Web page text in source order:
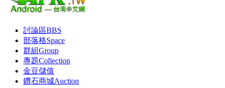
討論區BBS
部落格Space
群組Group
專題Collection
金豆儲值
鑽石商城Auction